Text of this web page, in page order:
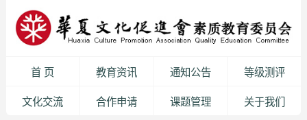
首 页 教育资讯 通知公告 等级测评
文化交流 合作申请 课题管理 关于我们